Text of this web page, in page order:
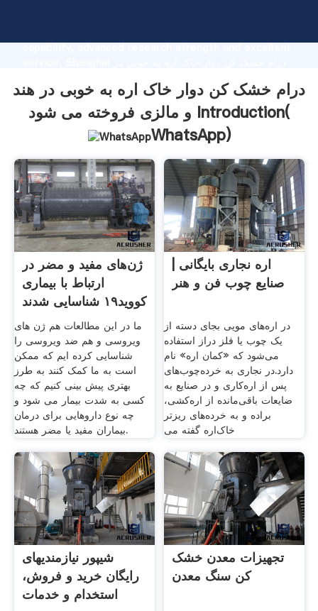
capability, advanced research strength and excellent
and bring values to all of customers.
درام خشک کن دوار خاک اره به خوبی در هند
و مالزی فروخته می شود Introduction(
WhatsApp)
ژن‌های مفید و مضر در
ارتباط با بیماری
کووید۱۹ شناسایی شدند
ما در این مطالعات هم ژن های
ویروسی و هم ضد ویروسی را
شناسایی کرده ایم که ممکن
است به ما کمک کنند به طرز
بهتری پیش بینی کنیم که چه
کسی به شدت بیمار می شود و
چه نوع داروهایی برای درمان
بیماران مفید یا مضر هستند.
اره نجاری بایگانی |
صنایع چوب فن و هنر
در اره‌های مویی بجای دسته از
یک چوب یا فلز دراز استفاده
می‌شود که «کمان اره» نام
دارد.در نجاری به خرده‌چوب‌های
پس از اره‌کاری و در صنایع به
ضایعات باقی‌مانده از اره‌کشی،
براده و به خرده‌های ریزتر
خاک‌اره گفته می
شیپور نیازمندیهای
رایگان خرید و فروش،
استخدام و خدمات
تجهیزات معدن خشک
کن سنگ معدن